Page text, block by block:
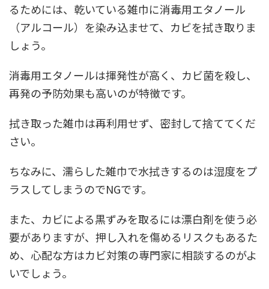
るためには、乾いている雑巾に消毒用エタノール
（アルコール）を染み込ませて、カビを拭き取りま
しょう。
消毒用エタノールは揮発性が高く、カビ菌を殺し、
再発の予防効果も高いのが特徴です。
拭き取った雑巾は再利用せず、密封して捨ててくだ
さい。
ちなみに、濡らした雑巾で水拭きするのは湿度をプ
ラスしてしまうのでNGです。
また、カビによる黒ずみを取るには漂白剤を使う必
要がありますが、押し入れを傷めるリスクもあるた
め、心配な方はカビ対策の専門家に相談するのがよ
いでしょう。